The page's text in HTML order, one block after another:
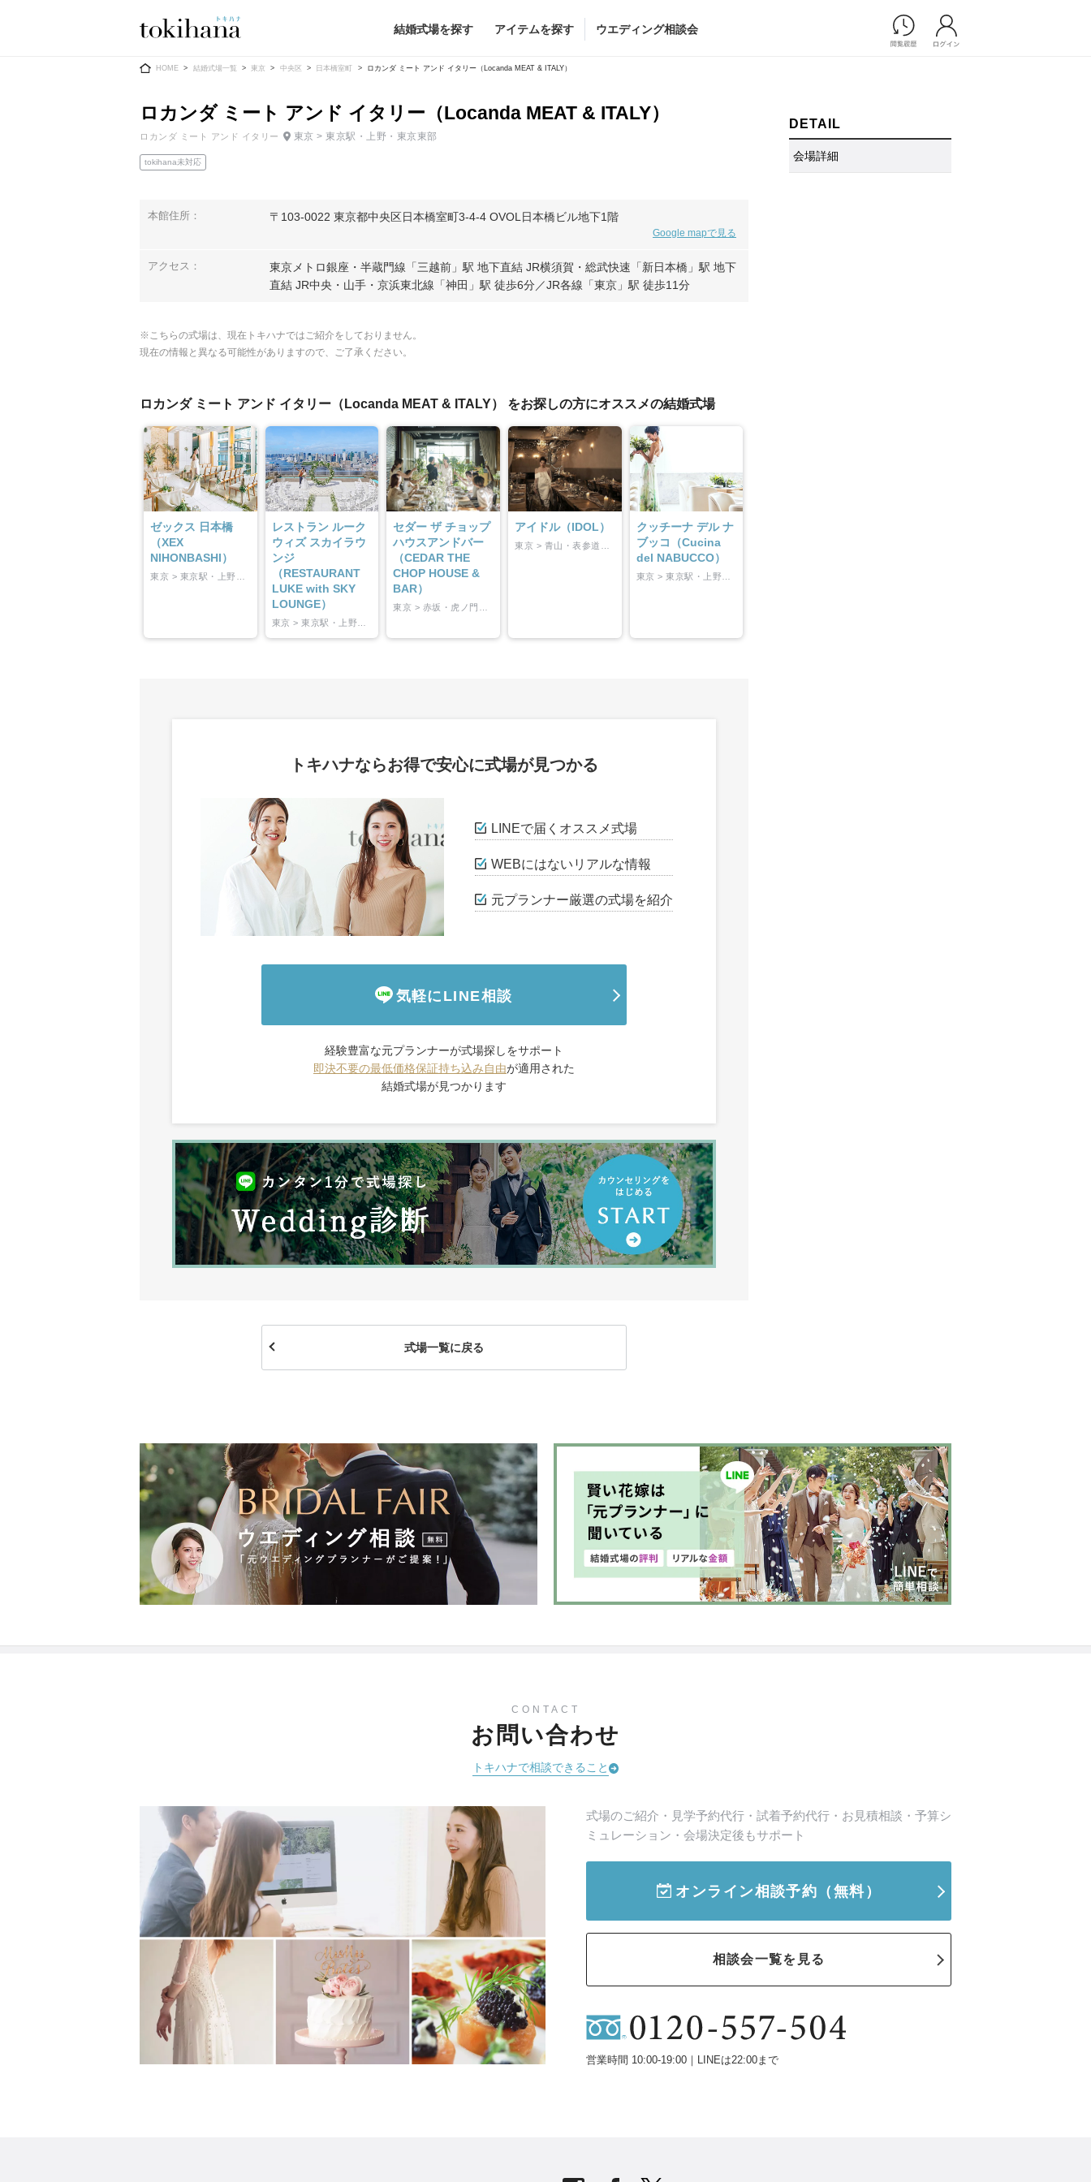
結婚式場を探す アイテムを探す
Ring
結婚指輪
指輪ショップ一覧
Dress
ウエディングドレス
（メーカー直
送）
カラードレス （メーカー直送）
メンズ （メーカー直送）
すべてのアイテム
ドレスショップ一覧
Flower
会場装花
フラワーショップ一覧
ヘア&メイク
前撮り/後撮り
家族フォト/ペット撮影
ウエディング相談会
HOME 結婚式場一覧 東京 中央区 日本橋室町 ロカンダ ミート アンド イタリー（Locanda MEAT & ITALY）
DETAIL
会場詳細
ロカンダ ミート アンド イタリー（Locanda MEAT & ITALY）
ロカンダ ミート アンド イタリー 東京 > 東京駅・上野・東京東部
tokihana未対応
本館住所： 〒103-0022 東京都中央区日本橋室町3-4-4 OVOL日本橋ビル地下1階
Google mapで見る
アクセス：
東京メトロ銀座・半蔵門線「三越前」駅 地下直結 JR横須賀・総武快速「新日本橋」駅 地下
直結 JR中央・山手・京浜東北線「神田」駅 徒歩6分／JR各線「東京」駅 徒歩11分
※こちらの式場は、現在トキハナではご紹介をしておりません。
現在の情報と異なる可能性がありますので、ご了承ください。
ロカンダ ミート アンド イタリー（Locanda MEAT & ITALY） をお探しの方にオススメの結婚式場
ゼックス 日本橋
（XEX
NIHONBASHI）
レストラン ルーク
ウィズ スカイラウ
ンジ
（RESTAURANT
LUKE with SKY
LOUNGE）
セダー ザ チョップ
ハウスアンドバー
（CEDAR THE
CHOP HOUSE &
BAR）
アイドル（IDOL）
クッチーナ デル ナ
ブッコ（Cucina
del NABUCCO）
トキハナならお得で安心に式場が見つかる
LINEで届くオススメ式場
WEBにはないリアルな情報
元プランナー厳選の式場を紹介
気軽にLINE相談
経験豊富な元プランナーが式場探しをサポート
即決不要の最低価格保証持ち込み自由が適用された
結婚式場が見つかります
式場一覧に戻る
CONTACT
お問い合わせ
トキハナで相談できること
式場のご紹介・見学予約代行・試着予約代行・お見積相談・予算シ
ミュレーション・会場決定後もサポート
オンライン相談予約 （無料）
相談会一覧を見る
営業時間 10:00-19:00｜LINEは22:00まで